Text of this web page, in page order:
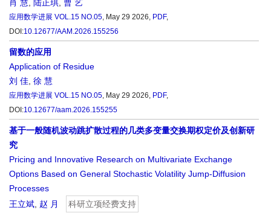
肖 慧 陆正琪 曹 艺
应用数学进展 VOL.15 NO.05 , May 29 2026, PDF,
DOI:10.12677/AAM.2026.155256
留数的应用
Application of Residue
刘 佳 徐 慧
应用数学进展 VOL.15 NO.05 , May 29 2026, PDF,
DOI:10.12677/aam.2026.155255
基于一般随机波动跳扩散过程的几类多变量交换期权定价及创新研
究
Pricing and Innovative Research on Multivariate Exchange
Options Based on General Stochastic Volatility Jump-Diffusion
Processes
王立斌 赵 月 科研立项经费支持